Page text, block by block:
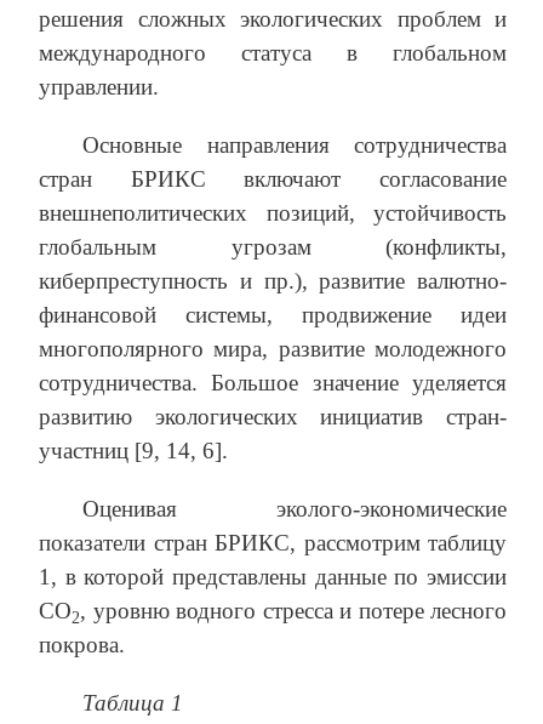
решения сложных экологических проблем и
международного статуса в глобальном
управлении.
Основные направления сотрудничества
стран БРИКС включают согласование
внешнеполитических позиций, устойчивость
глобальным угрозам (конфликты,
киберпреступность и пр.), развитие валютно-
финансовой системы, продвижение идеи
многополярного мира, развитие молодежного
сотрудничества. Большое значение уделяется
развитию экологических инициатив стран-
участниц [9, 14, 6].
Оценивая эколого-экономические
показатели стран БРИКС, рассмотрим таблицу
1, в которой представлены данные по эмиссии
СО2, уровню водного стресса и потере лесного
покрова.
Таблица 1